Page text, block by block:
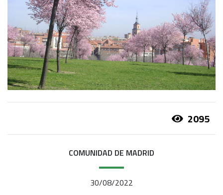
2095
COMUNIDAD DE MADRID
30/08/2022